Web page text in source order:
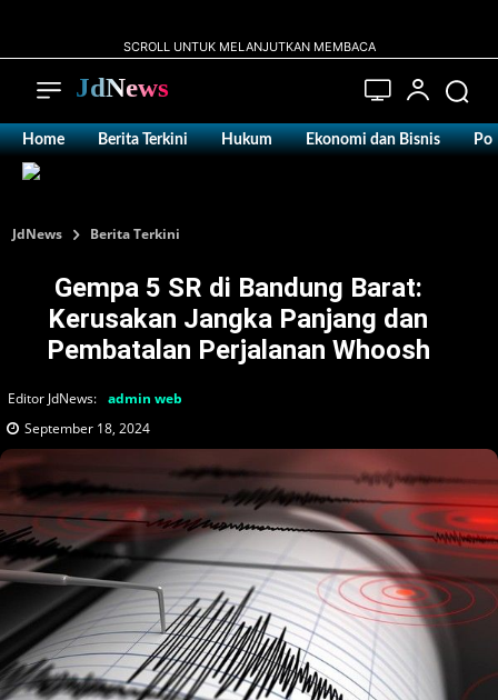
SCROLL UNTUK MELANJUTKAN MEMBACA
JdNews
Home Berita Terkini Hukum Ekonomi dan Bisnis
JdNews Berita Terkini
Gempa 5 SR di Bandung Barat:
Kerusakan Jangka Panjang dan
Pembatalan Perjalanan Whoosh
Editor JdNews: admin web
September 18, 2024